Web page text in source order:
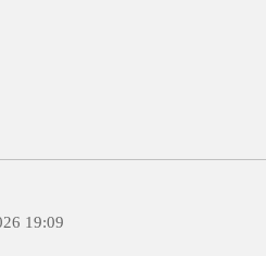
19:09